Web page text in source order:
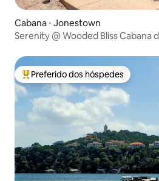
Cabana ⋅ Jonestown
Serenity @ Wooded Bliss Cabana
Entre os melhores preferidos dos
Preferido dos hóspedes